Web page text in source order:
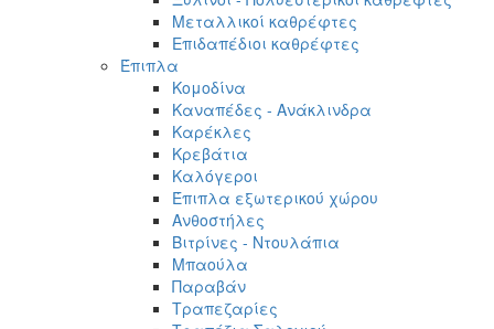
Μεταλλικοί καθρέφτες
Επιδαπέδιοι καθρέφτες
Έπιπλα
Κομοδίνα
Καναπέδες - Ανάκλινδρα
Καρέκλες
Κρεβάτια
Καλόγεροι
Έπιπλα εξωτερικού χώρου
Ανθοστήλες
Βιτρίνες - Ντουλάπια
Μπαούλα
Παραβάν
Τραπεζαρίες